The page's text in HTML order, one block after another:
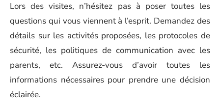
Lors des visites, n’hésitez pas à poser toutes les
questions qui vous viennent à l’esprit. Demandez des
détails sur les activités proposées, les protocoles de
sécurité, les politiques de communication avec les
parents, etc. Assurez-vous d’avoir toutes les
informations nécessaires pour prendre une décision
éclairée.